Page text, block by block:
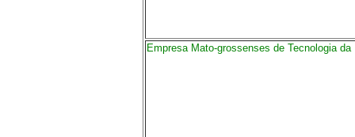
Empresa Mato-grossenses de Tecnologia